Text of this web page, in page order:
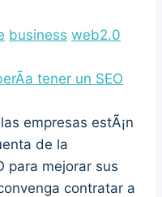
business web2.0
tener un SEO
empresas estÃ¡n
de la
para mejorar sus
contratar a